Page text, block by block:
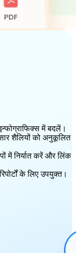
में बदलें।
शैलियों को अनुकूलित
में निर्यात करें और लिंक
के लिए उपयुक्त।